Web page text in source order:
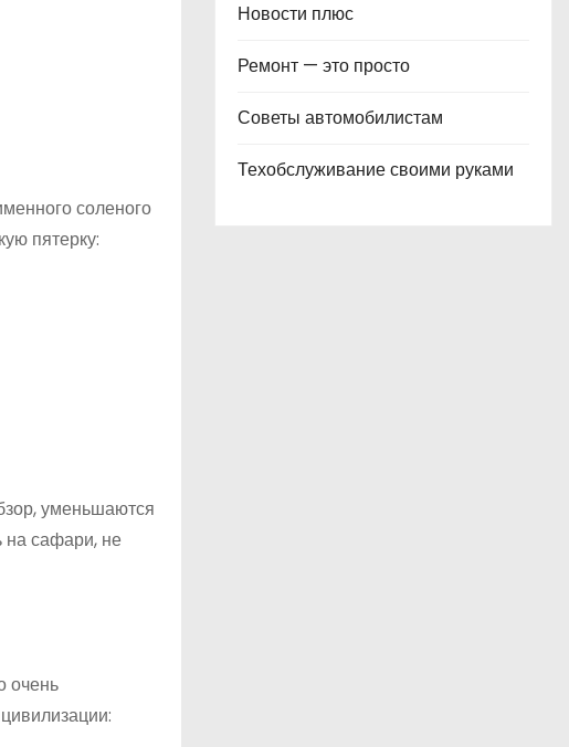
соленого
пятерку:
уменьшаются
на сафари, не
очень
Новости плюс
Ремонт — это просто
Советы автомобилистам
Техобслуживание своими руками